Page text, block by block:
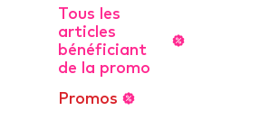
Tous les
articles
bénéficiant
de la promo
Promos